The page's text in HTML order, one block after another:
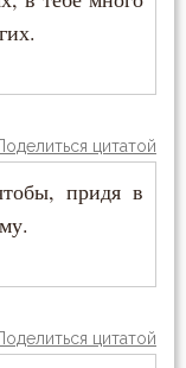
цитатой
придя в
цитатой